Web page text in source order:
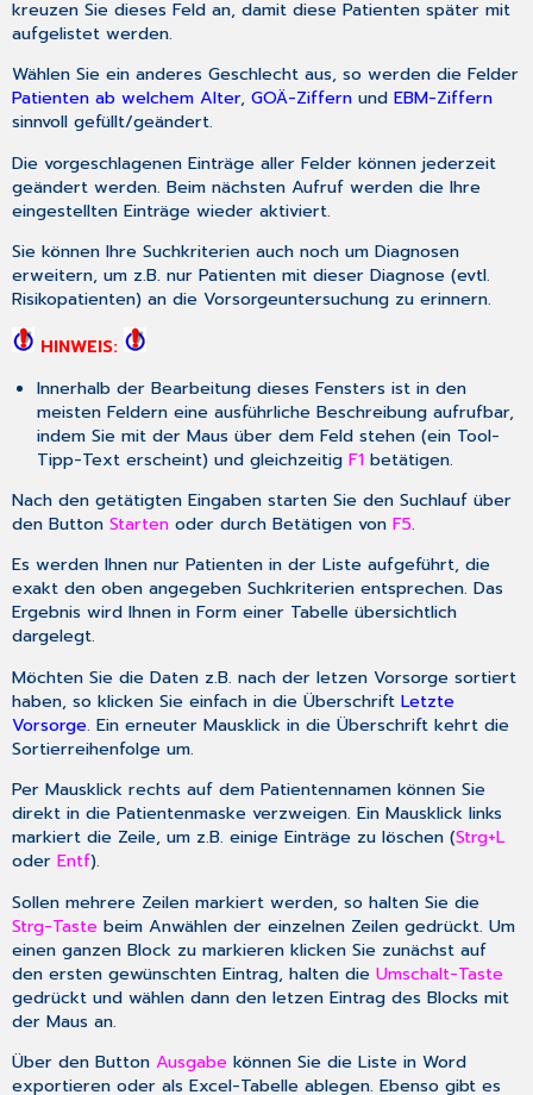
kreuzen Sie dieses Feld an, damit diese Patienten später mit
aufgelistet werden.
Wählen Sie ein anderes Geschlecht aus, so werden die Felder
Patienten ab welchem Alter,GOÄ-Ziffern undEBM-Ziffern
sinnvoll gefüllt/geändert.
Die vorgeschlagenen Einträge aller Felder können jederzeit
geändert werden. Beim nächsten Aufruf werden die Ihre
eingestellten Einträge wieder aktiviert.
Sie können Ihre Suchkriterien auch noch um Diagnosen
erweitern, um z.B. nur Patienten mit dieser Diagnose (evtl.
Risikopatienten) an die Vorsorgeuntersuchung zu erinnern.
HINWEIS:
Innerhalb der Bearbeitung dieses Fensters ist in den
meisten Feldern eine ausführliche Beschreibung aufrufbar,
indem Sie mit der Maus über dem Feld stehen (ein Tool-
Tipp-Text erscheint) und gleichzeitig F1betätigen.
Nach den getätigten Eingaben starten Sie den Suchlauf über
den ButtonStarten oder durch Betätigen vonF5.
Es werden Ihnen nur Patienten in der Liste aufgeführt, die
exakt den oben angegeben Suchkriterien entsprechen. Das
Ergebnis wird Ihnen in Form einer Tabelle übersichtlich
dargelegt.
Möchten Sie die Daten z.B. nach der letzen Vorsorge sortiert
haben, so klicken Sie einfach in die ÜberschriftLetzte
Vorsorge. Ein erneuter Mausklick in die Überschrift kehrt die
Sortierreihenfolge um.
Per Mausklick rechts auf dem Patientennamen können Sie
direkt in die Patientenmaske verzweigen. Ein Mausklick links
markiert die Zeile, um z.B. einige Einträge zu löschen (Strg+L
oderEntf).
Sollen mehrere Zeilen markiert werden, so halten Sie die
Strg-Taste beim Anwählen der einzelnen Zeilen gedrückt. Um
einen ganzen Block zu markieren klicken Sie zunächst auf
den ersten gewünschten Eintrag, halten dieUmschalt-Taste
gedrückt und wählen dann den letzen Eintrag des Blocks mit
der Maus an.
Über den ButtonAusgabe können Sie die Liste in Word
exportieren oder als Excel-Tabelle ablegen. Ebenso gibt es